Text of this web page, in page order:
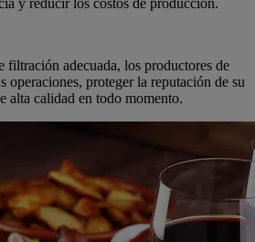
adecuada, los productores de
operaciones, proteger la reputación de su
alta calidad en todo momento.